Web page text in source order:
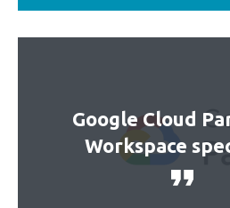
Google Cloud
Workspace